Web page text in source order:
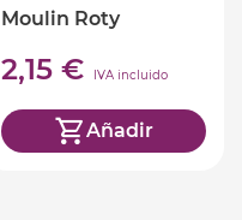
Moulin Roty
2,15 € IVA incluido
Añadir